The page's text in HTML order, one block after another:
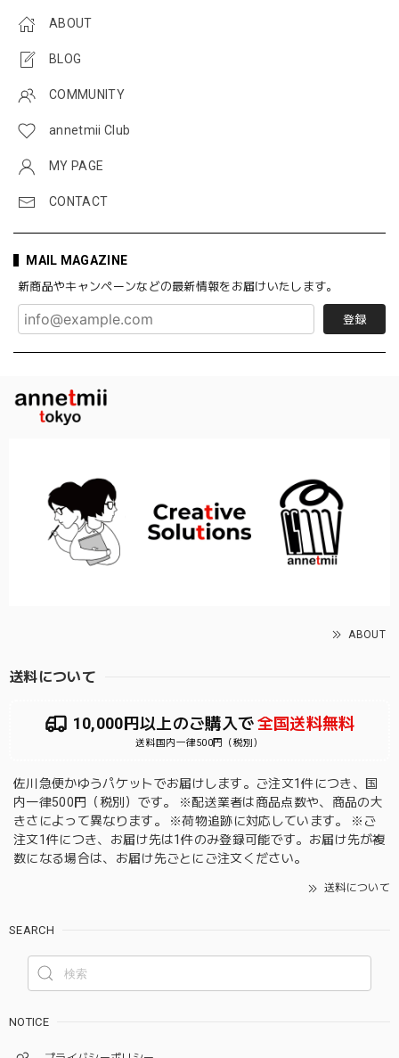
ABOUT
BLOG
COMMUNITY
annetmii Club
MY PAGE
CONTACT
MAIL MAGAZINE
新商品やキャンペーンなどの最新情報をお届けいたします。
登録
ABOUT
送料について
10,000円以上のご購入で全国送料無料
送料国内一律500円（税別）
佐川急便かゆうパケットでお届けします。ご注文1件につき、国
内一律500円（税別）です。 ※配送業者は商品点数や、商品の大
きさによって異なります。 ※荷物追跡に対応しています。 ※ご
注文1件につき、お届け先は1件のみ登録可能です。お届け先が複
数になる場合は、お届け先ごとにご注文ください。
送料について
SEARCH
NOTICE